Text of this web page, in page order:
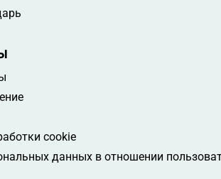
cookie
данных в отношении